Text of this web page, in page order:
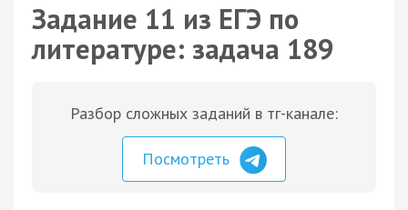
Задание 11 из ЕГЭ по
литературе: задача 189
Разбор сложных заданий в тг-канале:
Посмотреть